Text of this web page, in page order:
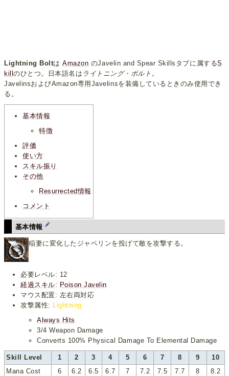
Lightning BoltはAmazon のJavelin and Spear Skillsタブに属するS
killのひとつ。日本語名は ライトニング・ボルト 。
JavelinsおよびAmazon専用Javelinsを装備しているときのみ使用でき
る。
基本情報
特徴
評価
使い方
スキル振り
その他
Resurrected情報
コメント
基本情報
稲妻に変化したジャベリンを投げて敵を攻撃する。
必要レベル: 12
経過スキル: Poison Javelin
マウス配置: 左右両対応
攻撃属性:
Lightning
Always Hits
3/4 Weapon Damage
Converts 100% Physical Damage To Elemental Damage
Skill Level 1 2 3 4 5 6 7 8 9
10
Mana Cost
6 6.2 6.5 6.7 7 7.2 7.5 7.7 8
8.2